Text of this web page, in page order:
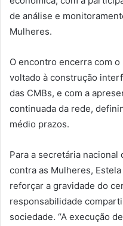
de análise e
Mulheres.
O encontro encerra com
voltado à construção
das CMBs, e com a
continuada da rede,
médio prazos.
Para a secretária
contra as Mulheres,
reforçar a gravidade do
responsabilidade
sociedade. “A execução